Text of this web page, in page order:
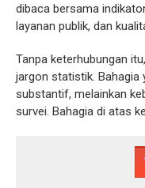
dibaca bersama
layanan publik, dan
Tanpa keterhubungan
jargon statistik. Bahagia
substantif, melainkan
survei. Bahagia di atas